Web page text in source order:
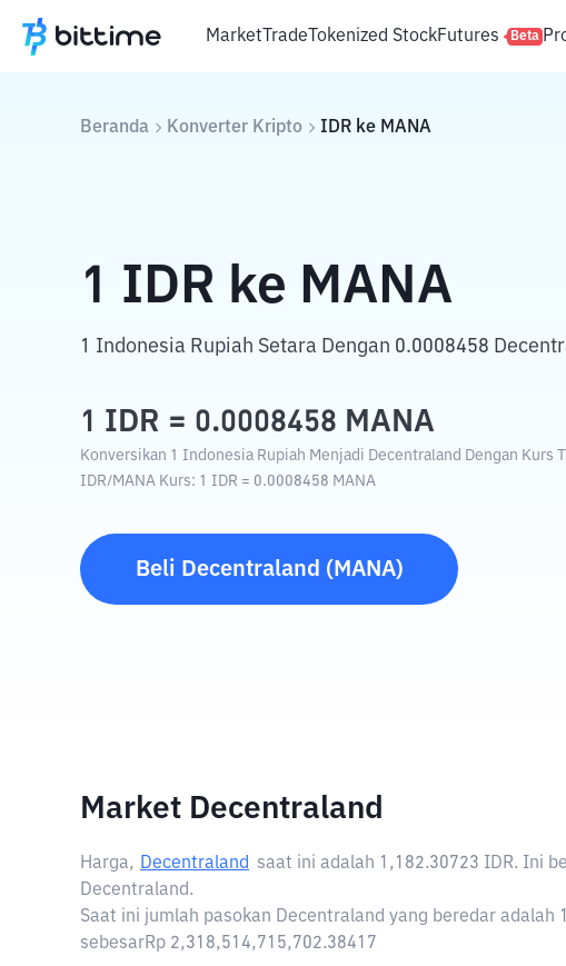
MarketTradeTokenized StockFutures Beta
Beranda Konverter Kripto IDR ke MANA
1 IDR ke MANA
1 Indonesia Rupiah Setara Dengan 0.0008458
1 IDR = 0.0008458 MANA
Konversikan 1 Indonesia Rupiah Menjadi Decentraland Dengan Kurs
IDR/MANA Kurs: 1 IDR = 0.0008458 MANA
Beli Decentraland ( MANA)
Market Decentraland
Harga, Decentraland saat ini adalah 1,182.30723 IDR. Ini
Decentraland.
Saat ini jumlah pasokan Decentraland yang beredar
sebesarRp 2,318,514,715,702.38417